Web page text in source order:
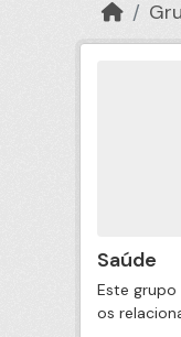
Saúde
Este
os